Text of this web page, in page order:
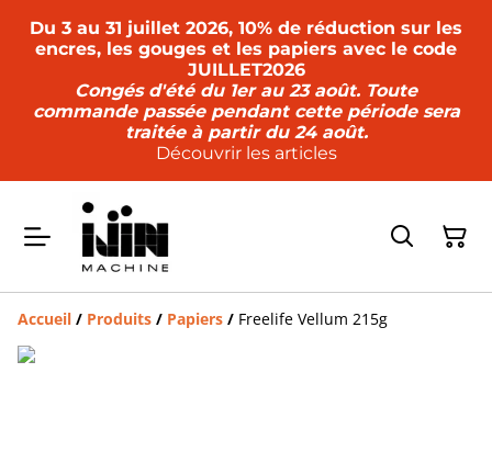
Du 3 au 31 juillet 2026, 10% de réduction sur les
encres, les gouges et les papiers avec le code
JUILLET2026
Congés d'été du 1er au 23 août. Toute
commande passée pendant cette période sera
traitée à partir du 24 août.
Découvrir les articles
Accueil / Produits / Papiers / Freelife Vellum 215g